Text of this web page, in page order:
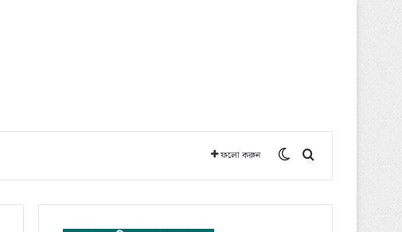
ফলো করুন Switch skin
অনুসন্ধান করুন